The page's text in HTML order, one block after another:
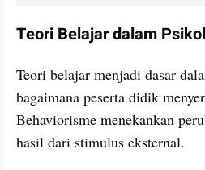
Teori Belajar dalam
Teori belajar menjadi dasar
bagaimana peserta didik
Behaviorisme menekankan
hasil dari stimulus eksternal.